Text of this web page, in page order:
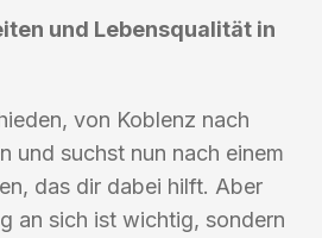
und Lebensqualität in
von Koblenz nach
und suchst nun nach einem
das dir dabei hilft. Aber
an sich ist wichtig, sondern